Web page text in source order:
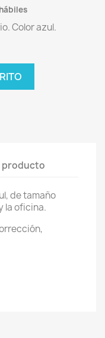
Color azul.
producto
de tamaño
la oficina.